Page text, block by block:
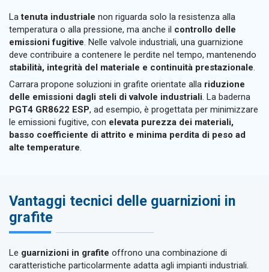
Latenuta industriale non riguarda solo la resistenza alla
temperatura o alla pressione, ma anche il controllo delle
emissioni fugitive. Nelle valvole industriali, una guarnizione
deve contribuire a contenere le perdite nel tempo, mantenendo
stabilità, integrità del materiale e continuità prestazionale.
Carrara propone soluzioni in grafite orientate alla riduzione
delle emissioni dagli steli di valvole industriali. La baderna
PGT4 GR8622 ESP, ad esempio, è progettata per minimizzare
le emissioni fugitive, con elevata purezza dei materiali,
basso coefficiente di attrito e minima perdita di peso ad
alte temperature.
Vantaggi tecnici delle guarnizioni in
grafite
Le guarnizioni in grafite offrono una combinazione di
caratteristiche particolarmente adatta agli impianti industriali.